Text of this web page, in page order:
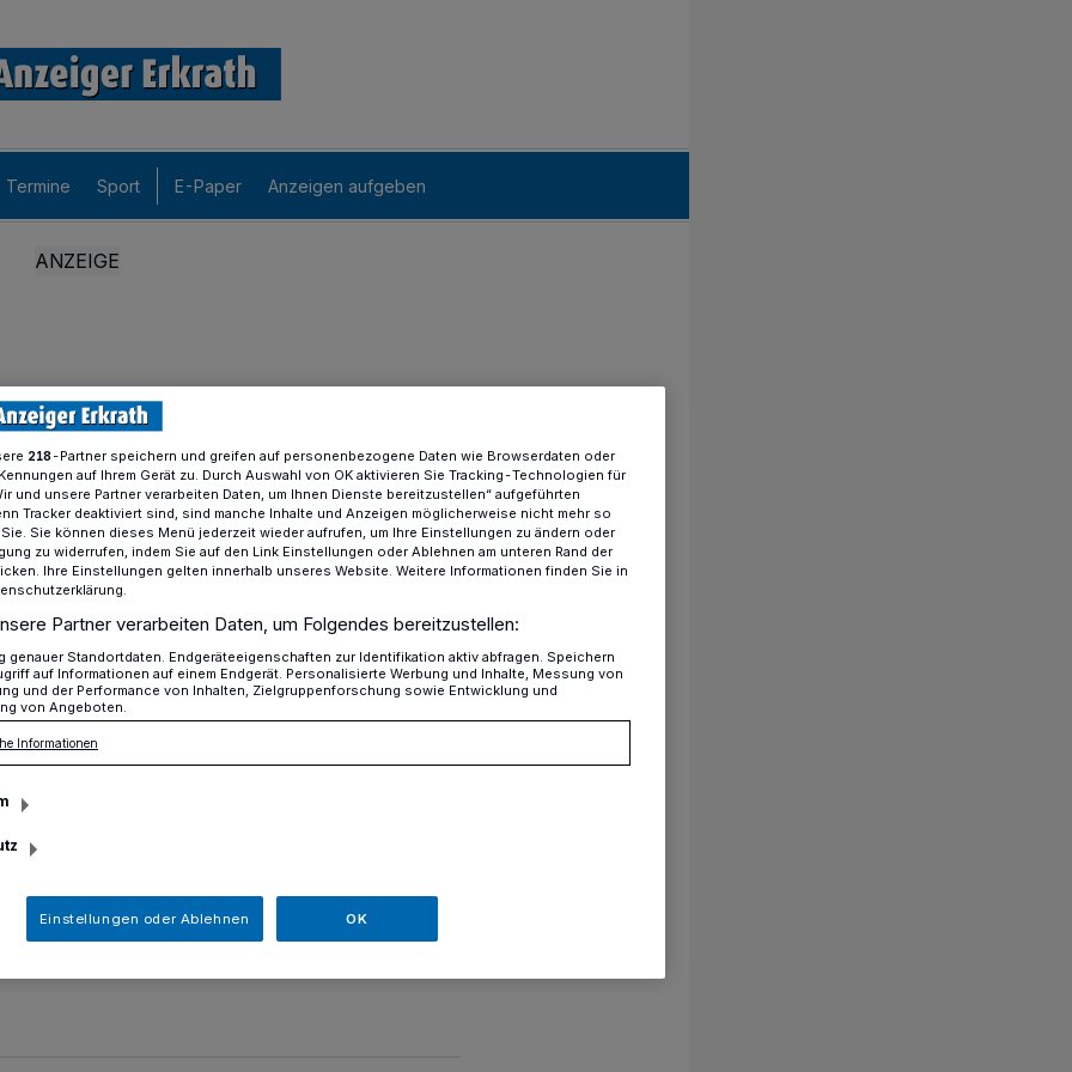
Termine Sport E-Paper Anzeigen aufgeben
Starke Rauchentwicklung aus einer Firmenhalle in Erkrath
aus
in Erkrath
Erkrath mit dem
zu einer Metallbaufirma an der
218-Partner speichern und greifen auf personenbezogene Daten wie Browserdaten oder
auf Ihrem Gerät zu. Durch Auswahl von OK aktivieren Sie Tracking-Technologien für
und unsere Partner verarbeiten Daten, um Ihnen Dienste bereitzustellen“ aufgeführten
Tracker deaktiviert sind, sind manche Inhalte und Anzeigen möglicherweise nicht mehr so
Sie können dieses Menü jederzeit wieder aufrufen, um Ihre Einstellungen zu ändern oder
zu widerrufen, indem Sie auf den Link Einstellungen oder Ablehnen am unteren Rand der
Ihre Einstellungen gelten innerhalb unseres Website. Weitere Informationen finden Sie in
Partner verarbeiten Daten, um Folgendes bereitzustellen:
genauer Standortdaten. Endgeräteeigenschaften zur Identifikation aktiv abfragen. Speichern
auf Informationen auf einem Endgerät. Personalisierte Werbung und Inhalte, Messung von
und der Performance von Inhalten, Zielgruppenforschung sowie Entwicklung und
von Angeboten.
Informationen
Einstellungen oder Ablehnen OK